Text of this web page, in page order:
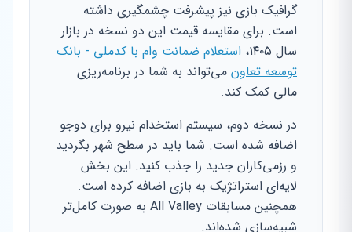
گرافیک بازی نیز پیشرفت چشمگیری داشته
است. برای مقایسه قیمت این دو نسخه در بازار
سال ۱۴۰۵،
استعلام ضمانت وام با کدملی - بانک
توسعه تعاون می‌تواند به شما در برنامه‌ریزی
مالی کمک کند.
در نسخه دوم، سیستم استخدام نیرو برای دوجو
اضافه شده است. شما باید در سطح شهر بگردید
و رزمی‌کاران جدید را جذب کنید. این بخش
لایه‌ای استراتژیک به بازی اضافه کرده است.
همچنین مسابقات All Valley به صورت کامل‌تر
شبیه‌سازی شده‌اند.